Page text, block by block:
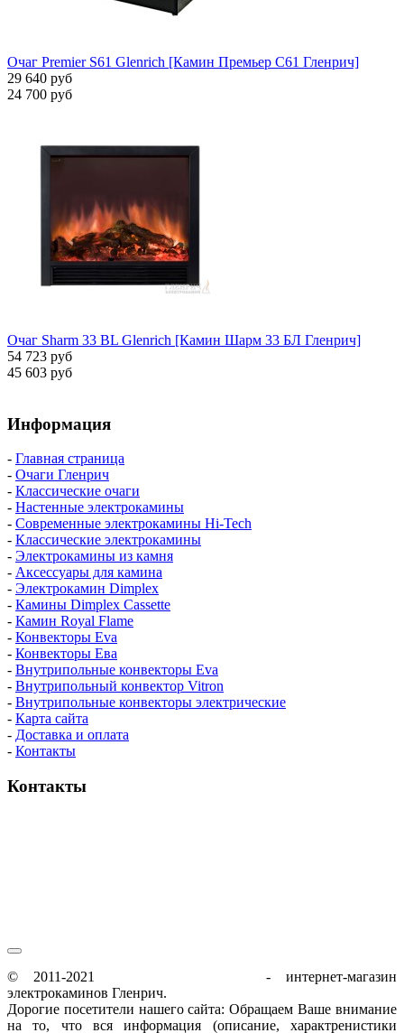
Очаг Premier S61 Glenrich [Камин Премьер С61 Гленрич]
29 640 руб
24 700 руб
Очаг Sharm 33 BL Glenrich [Камин Шарм 33 БЛ Гленрич]
54 723 руб
45 603 руб
Информация
- Главная страница
- Очаги Гленрич
- Классические очаги
- Настенные электрокамины
- Современные электрокамины Hi-Tech
- Классические электрокамины
- Электрокамины из камня
- Аксессуары для камина
- Электрокамин Dimplex
- Камины Dimplex Cassette
- Камин Royal Flame
- Конвекторы Eva
- Конвекторы Ева
- Внутрипольные конвекторы Eva
- Внутрипольный конвектор Vitron
- Внутрипольные конвекторы электрические
- Карта сайта
- Доставка и оплата
- Контакты
Контакты
© 2011-2021
- интернет-магазин
электрокаминов Гленрич.
Дорогие посетители нашего сайта: Обращаем Ваше внимание
на то, что вся информация (описание, характренистики